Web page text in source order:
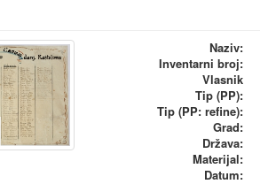
Naziv:
Inventarni broj:
Vlasnik
Tip (PP):
Tip (PP: refine):
Grad:
Država:
Materijal:
Datum: